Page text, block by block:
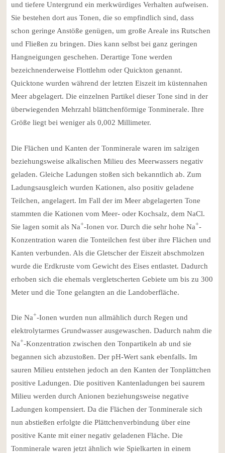
und tiefere Untergrund ein merkwürdiges Verhalten aufweisen.
Sie bestehen dort aus Tonen, die so empfindlich sind, dass
schon geringe Anstöße genügen, um große Areale ins Rutschen
und Fließen zu bringen. Dies kann selbst bei ganz geringen
Hangneigungen geschehen. Derartige Tone werden
bezeichnenderweise Flottlehm oder Quickton genannt.
Quicktone wurden während der letzten Eiszeit im küstennahen
Meer abgelagert. Die einzelnen Partikel dieser Tone sind in der
überwiegenden Mehrzahl blättchenförmige Tonminerale. Ihre
Größe liegt bei weniger als 0,002 Millimeter.
Die Flächen und Kanten der Tonminerale waren im salzigen
beziehungsweise alkalischen Milieu des Meerwassers negativ
geladen. Gleiche Ladungen stoßen sich bekanntlich ab. Zum
Ladungsausgleich wurden Kationen, also positiv geladene
Teilchen, angelagert. Im Fall der im Meer abgelagerten Tone
stammten die Kationen vom Meer- oder Kochsalz, dem NaCl.
Sie lagen somit als Na+-Ionen vor. Durch die sehr hohe Na+-
Konzentration waren die Tonteilchen fest über ihre Flächen und
Kanten verbunden. Als die Gletscher der Eiszeit abschmolzen
wurde die Erdkruste vom Gewicht des Eises entlastet. Dadurch
erhoben sich die ehemals vergletscherten Gebiete um bis zu 300
Meter und die Tone gelangten an die Landoberfläche.
Die Na+-Ionen wurden nun allmählich durch Regen und
elektrolytarmes Grundwasser ausgewaschen. Dadurch nahm die
Na+-Konzentration zwischen den Tonpartikeln ab und sie
begannen sich abzustoßen. Der pH-Wert sank ebenfalls. Im
sauren Milieu entstehen jedoch an den Kanten der Tonplättchen
positive Ladungen. Die positiven Kantenladungen bei saurem
Milieu werden durch Anionen beziehungsweise negative
Ladungen kompensiert. Da die Flächen der Tonminerale sich
nun abstießen erfolgte die Plättchenverbindung über eine
positive Kante mit einer negativ geladenen Fläche. Die
Tonminerale waren jetzt ähnlich wie Spielkarten in einem